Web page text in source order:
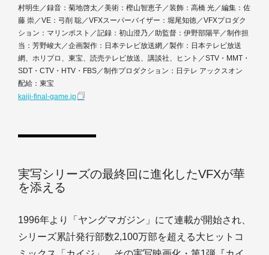
村明生／録音：菊地啓太／美術：樫山智恵子／装飾：高橋 光／編集：佐
藤 崇／VE：弓削 聡／VFXスーパーバイザー：堀尾知徳／VFXプロダク
ション：マリンポスト／記録：初山澄乃／助監督：伊野部陽平／制作担
当：芳野峻大／企画製作：日本テレビ放送網／製作：日本テレビ放送
網、ホリプロ、東宝、読売テレビ放送、講談社、ヒント／STV・MMT・
SDT・CTV・HTV・FBS／制作プロダクション：日テレ アックスオン
配給：東宝
kaiji-final-game.jp
実写シリーズの最終回に進化したVFXが華
を添える
1996年より「ヤングマガジン」にて連載が開始され、
シリーズ累計発行部数2,100万部を超える大ヒットコ